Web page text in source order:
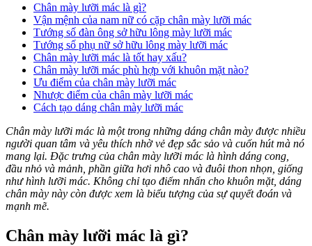
Chân mày lưỡi mác là gì?
Vận mệnh của nam nữ có cặp chân mày lưỡi mác
Tướng số đàn ông sở hữu lông mày lưỡi mác
Tướng số phụ nữ sở hữu lông mày lưỡi mác
Chân mày lưỡi mác là tốt hay xấu?
Chân mày lưỡi mác phù hợp với khuôn mặt nào?
Ưu điểm của chân mày lưỡi mác
Nhược điểm của chân mày lưỡi mác
Cách tạo dáng chân mày lưỡi mác
Chân mày lưỡi mác là một trong những dáng chân mày được nhiều
người quan tâm và yêu thích nhờ vẻ đẹp sắc sảo và cuốn hút mà nó
mang lại. Đặc trưng của chân mày lưỡi mác là hình dáng cong,
đầu nhỏ và mảnh, phần giữa hơi nhô cao và đuôi thon nhọn, giống
như hình lưỡi mác. Không chỉ tạo điểm nhấn cho khuôn mặt, dáng
chân mày này còn được xem là biểu tượng của sự quyết đoán và
mạnh mẽ.
Chân mày lưỡi mác là gì?